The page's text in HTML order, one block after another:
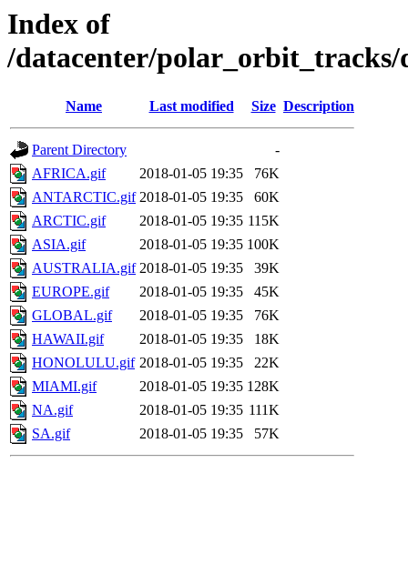
Index of
/datacenter/polar_orbit_tracks/
Name Last modified Size Description
Parent Directory
-
AFRICA.gif
2018-01-05 19:35
76K
ANTARCTIC.gif 2018-01-05 19:35
60K
ARCTIC.gif
2018-01-05 19:35 115K
ASIA.gif
2018-01-05 19:35 100K
AUSTRALIA.gif 2018-01-05 19:35
39K
EUROPE.gif
2018-01-05 19:35
45K
GLOBAL.gif
2018-01-05 19:35
76K
HAWAII.gif
2018-01-05 19:35
18K
HONOLULU.gif 2018-01-05 19:35
22K
MIAMI.gif
2018-01-05 19:35 128K
NA.gif
2018-01-05 19:35 111K
SA.gif
2018-01-05 19:35 57K